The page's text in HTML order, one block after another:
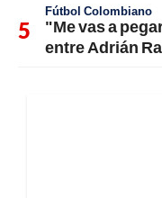
Fútbol Colombiano
"Me vas a
entre Adrián